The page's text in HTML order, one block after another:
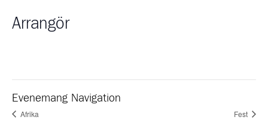
Arrangör
Evenemang Navigation
Afrika Fest